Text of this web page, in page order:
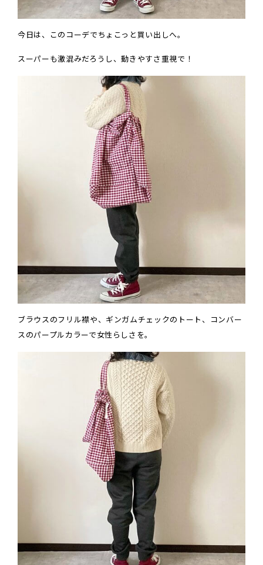
今日は、このコーデでちょこっと買い出しへ。
スーパーも激混みだろうし、動きやすさ重視で！
ブラウスのフリル襟や、ギンガムチェックのトート、コンバー
スのパープルカラーで女性らしさを。